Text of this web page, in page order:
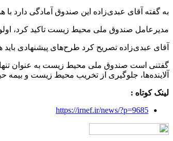
به گفته آقای عبدی‌زاده این صندوق آمادگی دارد
مدیرعامل صندوق ملی محیط زیست تاکید کرد،
آقای عبدی‌زاده تصریح کرد طرح‌های پیشنهادی
گفتنی است صندوق ملی محیط زیست به عنوان تنها
آلاینده‌ها، جلوگیری از تخریب محیط زیست و
لینک کوتاه :
https://irnef.ir/news/?p=9685